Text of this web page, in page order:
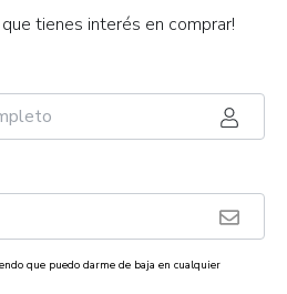
tienes interés en comprar!
que puedo darme de baja en cualquier